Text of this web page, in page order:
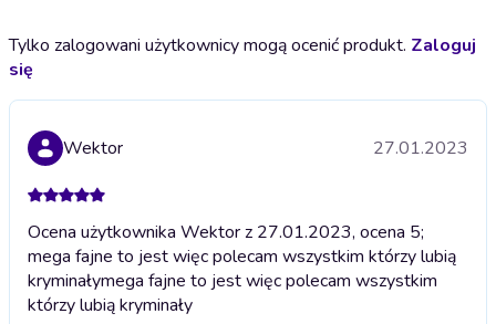
Tylko zalogowani użytkownicy mogą ocenić produkt. Zaloguj
się
Wektor 27.01.2023
Ocena użytkownika Wektor z 27.01.2023, ocena 5;
mega fajne to jest więc polecam wszystkim którzy lubią
kryminałymega fajne to jest więc polecam wszystkim
którzy lubią kryminały